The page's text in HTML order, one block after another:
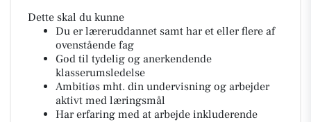
Dette skal du kunne
Du er læreruddannet samt har et eller flere af
ovenstående fag
God til tydelig og anerkendende
klasserumsledelse
Ambitiøs mht. din undervisning og arbejder
aktivt med læringsmål
Har erfaring med at arbejde inkluderende